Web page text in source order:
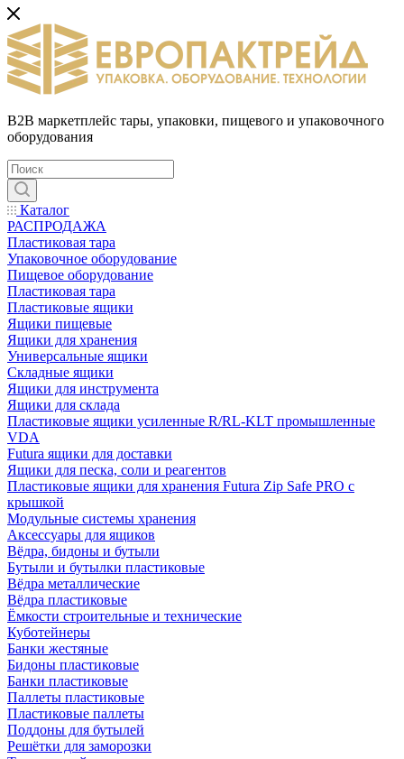
B2B маркетплейс тары, упаковки, пищевого и упаковочного
оборудования
Каталог
РАСПРОДАЖА
Пластиковая тара
Упаковочное оборудование
Пищевое оборудование
Пластиковая тара
Пластиковые ящики
Ящики пищевые
Ящики для хранения
Универсальные ящики
Складные ящики
Ящики для инструмента
Ящики для склада
Пластиковые ящики усиленные R/RL-KLT промышленные
VDA
Futura ящики для доставки
Ящики для песка, соли и реагентов
Пластиковые ящики для хранения Futura Zip Safe PRO с
крышкой
Модульные системы хранения
Аксессуары для ящиков
Вёдра, бидоны и бутыли
Бутыли и бутылки пластиковые
Вёдра металлические
Вёдра пластиковые
Ёмкости строительные и технические
Куботейнеры
Банки жестяные
Бидоны пластиковые
Банки пластиковые
Паллеты пластиковые
Пластиковые паллеты
Поддоны для бутылей
Решётки для заморозки